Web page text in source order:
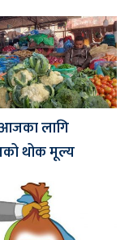
लागि
थोक मूल्य